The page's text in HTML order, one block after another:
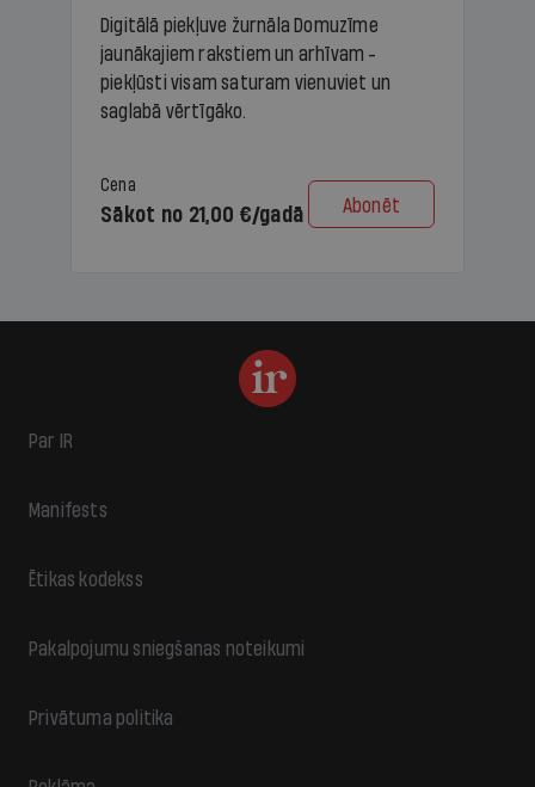
Digitālā piekļuve žurnāla Domuzīme
jaunākajiem rakstiem un arhīvam -
piekļūsti visam saturam vienuviet un
saglabā vērtīgāko.
Cena
Sākot no 21,00 €/gadā Abonēt
Par IR
Manifests
Ētikas kodekss
Pakalpojumu sniegšanas noteikumi
Privātuma politika